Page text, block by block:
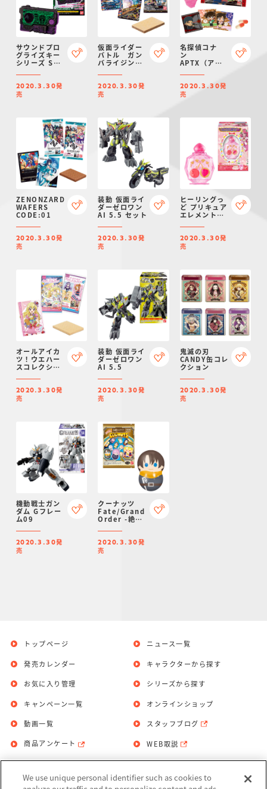
サウンドプロ
グライズキー
シリーズ SG
キー07
2020.3.30発
売
仮面ライダー
バトル ガン
バライジン
ライズ チョ
コウエハース
03
2020.3.30発
売
名探偵コナ
ン
APTX（アポ
4869グミ
Case.2
2020.3.30発
売
ZENONZARD
WAFERS
CODE:01
2020.3.30発
売
装動 仮面ライ
ダーゼロワン
AI 5.5 セット
2020.3.30発
売
ヒーリングっ
ど プリキュア
エレメントボ
2020.3.30発
売
オールアイカ
ツ！ウエハー
スコレクショ
2020.3.30発
売
装動 仮面ライ
ダーゼロワン
AI 5.5
2020.3.30発
売
鬼滅の刃
CANDY缶コレ
クション
2020.3.30発
売
機動戦士ガン
ダム Gフレー
ム09
2020.3.30発
売
クーナッツ
Fate/Grand
Order -絶対
ロニア-
2020.3.30発
売
トップページ
発売カレンダー
お気に入り管理
ニュース一覧
キャラクターから探す
シリーズから探す
キャンペーン一覧
動画一覧
商品アンケート
オンラインショップ
スタッフブログ
WEB取説
お問い合わせ 個人情報保護方針
We use unique personal identifier such as cookies to